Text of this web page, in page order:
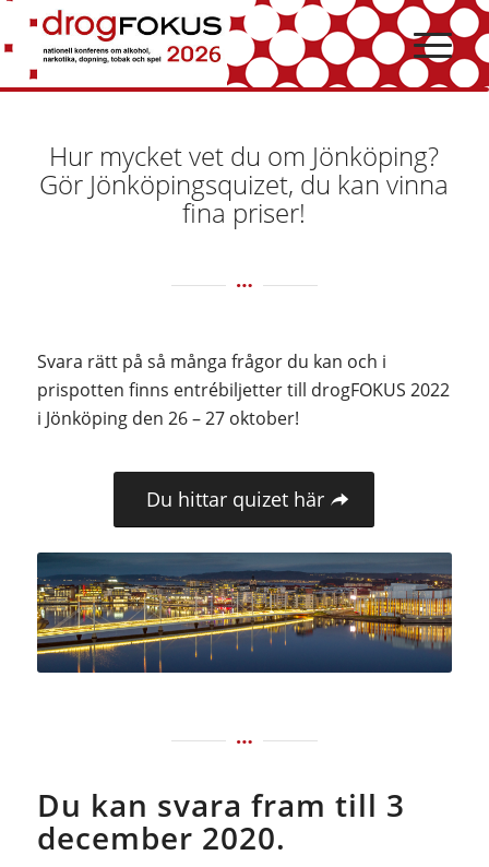
Hoppa
till
innehåll
Hoppa
till
navigering
Hur mycket vet du om Jönköping?
Gör Jönköpingsquizet, du kan vinna
fina priser!
Svara rätt på så många frågor du kan och i
prispotten finns entrébiljetter till drogFOKUS 2022
i Jönköping den 26 – 27 oktober!
Du hittar quizet här
Du kan svara fram till 3
december 2020.